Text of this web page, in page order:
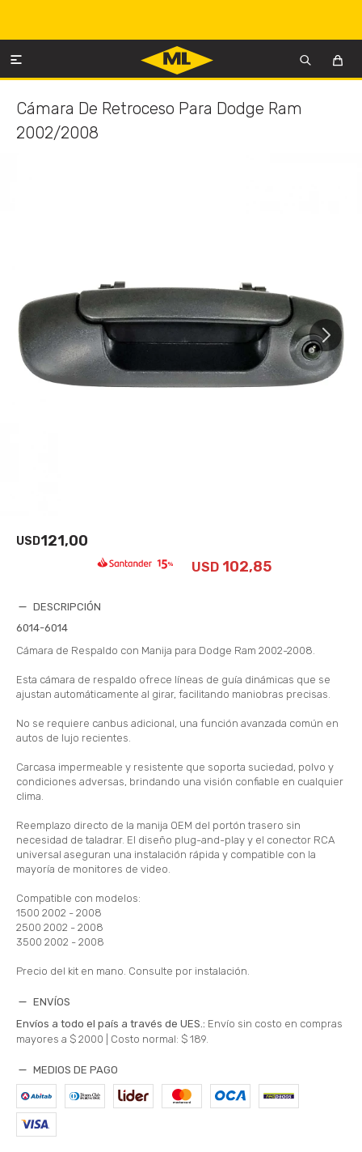

Cámara De Retroceso Para Dodge Ram
2002/2008
USD121,00
USD 102,85
DESCRIPCIÓN
6014-6014
Cámara de Respaldo con Manija para Dodge Ram 2002-2008.
Esta cámara de respaldo ofrece líneas de guía dinámicas que se
ajustan automáticamente al girar, facilitando maniobras precisas.
No se requiere canbus adicional, una función avanzada común en
autos de lujo recientes.
Carcasa impermeable y resistente que soporta suciedad, polvo y
condiciones adversas, brindando una visión confiable en cualquier
clima.
Reemplazo directo de la manija OEM del portón trasero sin
necesidad de taladrar. El diseño plug-and-play y el conector RCA
universal aseguran una instalación rápida y compatible con la
mayoría de monitores de video.
Compatible con modelos:
1500 2002 - 2008
2500 2002 - 2008
3500 2002 - 2008
Precio del kit en mano. Consulte por instalación.
ENVÍOS
Envíos a todo el país a través de UES.: Envío sin costo en compras
mayores a $ 2000 | Costo normal: $ 189.
MEDIOS DE PAGO